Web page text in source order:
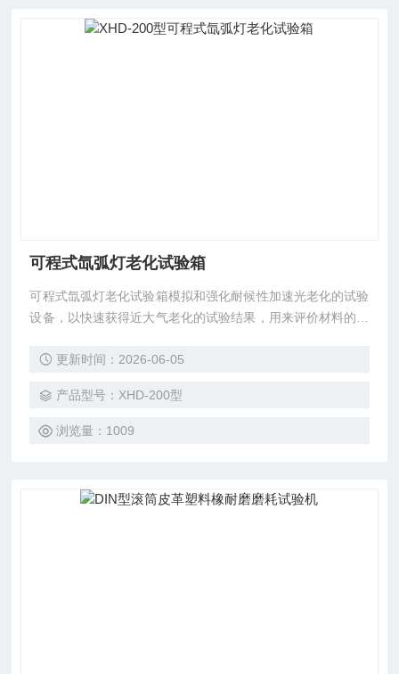
可程式氙弧灯老化试验箱
可程式氙弧灯老化试验箱模拟和强化耐候性加速光老化的试验
设备，以快速获得近大气老化的试验结果，用来评价材料的耐
要手段，也是产品质量检验的一项重要内容应用材料如涂料、
试验。 造成材料老化的主要因素是阳光和潮湿。耐候试验箱
可以模拟由阳光、雨水和露水造成的威害。耐候试验箱利用氙
更新时间：2026-06-05
产品型号：XHD-200型
浏览量：1009